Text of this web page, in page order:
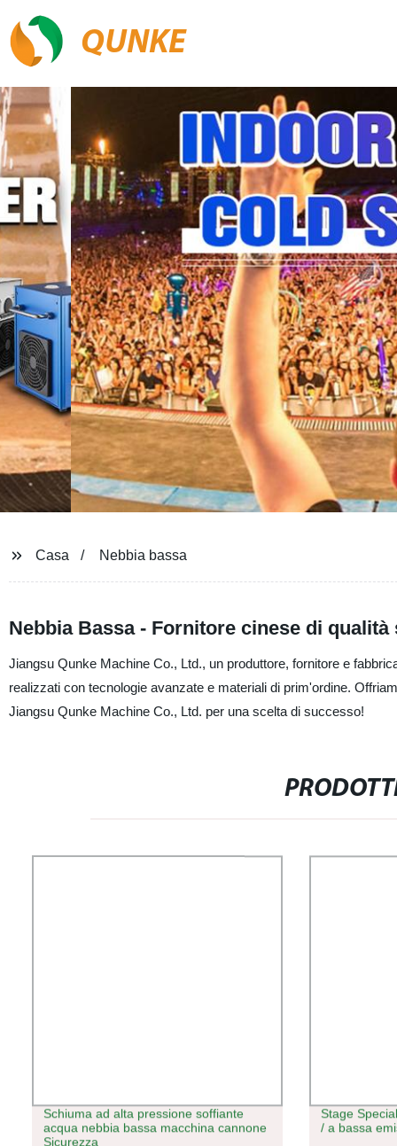
QUNKE
Casa Nebbia bassa
Nebbia Bassa - Fornitore cinese di qualità
Jiangsu Qunke Machine Co., Ltd., un produttore, fornitore e
realizzati con tecnologie avanzate e materiali di prim'ordine.
Jiangsu Qunke Machine Co., Ltd. per una scelta di successo!
Schiuma ad alta pressione soffiante
acqua nebbia bassa macchina cannone
Sicurezza
Stage
/ a bassa